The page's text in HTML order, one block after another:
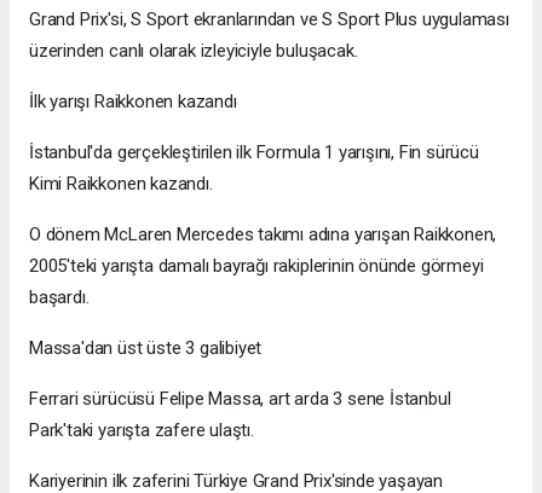
Grand Prix'si, S Sport ekranlarından ve S Sport Plus uygulaması
üzerinden canlı olarak izleyiciyle buluşacak.
İlk yarışı Raikkonen kazandı
İstanbul'da gerçekleştirilen ilk Formula 1 yarışını, Fin sürücü
Kimi Raikkonen kazandı.
O dönem McLaren Mercedes takımı adına yarışan Raikkonen,
2005'teki yarışta damalı bayrağı rakiplerinin önünde görmeyi
başardı.
Massa'dan üst üste 3 galibiyet
Ferrari sürücüsü Felipe Massa, art arda 3 sene İstanbul
Park'taki yarışta zafere ulaştı.
Kariyerinin ilk zaferini Türkiye Grand Prix'sinde yaşayan